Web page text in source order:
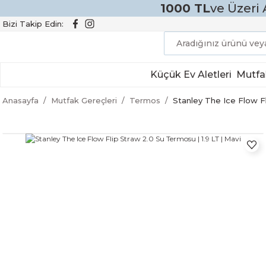
1000 TLve Üzeri
Bizi Takip Edin:
Küçük Ev Aletleri
Anasayfa Mutfak Gereçleri Termos Stanley The Ice Flow